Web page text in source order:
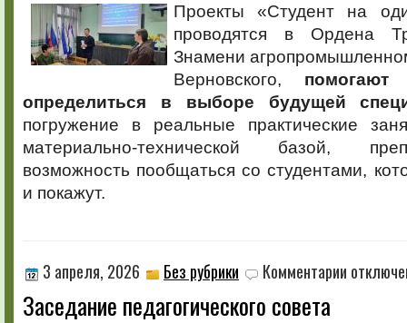
день
Проекты «Студент на
проводятся в Ордена
Знамени
Верновского,
определиться в выборе будущей
погружение в реальные практические
материально-технической базой,
возможность пообщаться со студентами,
и покажут.
3 апреля, 2026 Без рубрики Комментарии записи
Заседание педагогического совета